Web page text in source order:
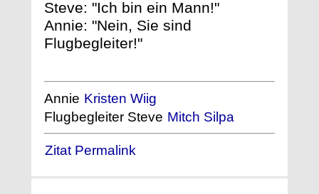
Steve: "Ich bin ein Mann!"
Annie: "Nein, Sie sind
Flugbegleiter!"
Annie Kristen Wiig
Flugbegleiter Steve Mitch Silpa
Zitat Permalink